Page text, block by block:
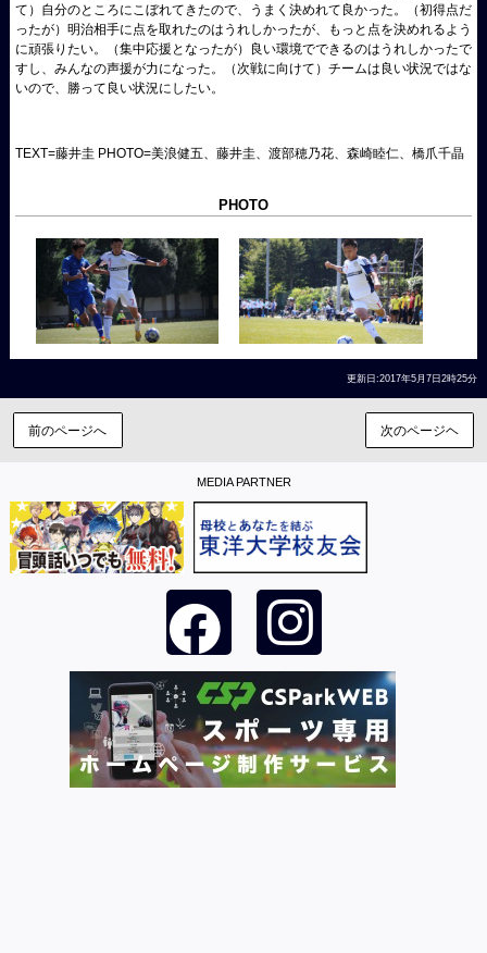
て）自分のところにこぼれてきたので、うまく決めれて良かった。（初得点だ
ったが）明治相手に点を取れたのはうれしかったが、もっと点を決めれるよう
に頑張りたい。（集中応援となったが）良い環境でできるのはうれしかったで
すし、みんなの声援が力になった。（次戦に向けて）チームは良い状況ではな
いので、勝って良い状況にしたい。
TEXT=藤井圭 PHOTO=美浪健五、藤井圭、渡部穂乃花、森崎睦仁、橋爪千晶
PHOTO
更新日:2017年5月7日2時25分
前のページへ 次のページヘ
MEDIA PARTNER